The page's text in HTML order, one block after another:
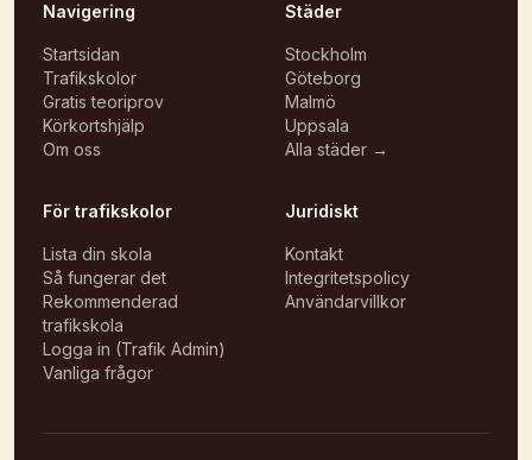
Navigering
Startsidan
Trafikskolor
Gratis teoriprov
Körkortshjälp
Om oss
Städer
Stockholm
Göteborg
Malmö
Uppsala
Alla städer →
För trafikskolor
Lista din skola
Så fungerar det
Rekommenderad
trafikskola
Logga in (Trafik Admin)
Vanliga frågor
Juridiskt
Kontakt
Integritetspolicy
Användarvillkor